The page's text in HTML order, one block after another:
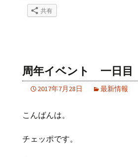
共有
周年イベント 一日目
2017年7月28日 最新情報
こんばんは。
チェッポです。